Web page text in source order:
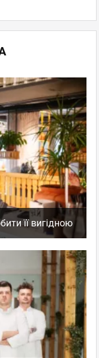
что-то ела
0
0
пожаловаться
ответить
Обслуживание и
что за такие
с другими суши-
В
...Показать
її вигідною